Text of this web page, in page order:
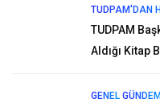
TUDPAM'DAN
TUDPAM
Aldığı Kitap
GENEL GÜNDEM